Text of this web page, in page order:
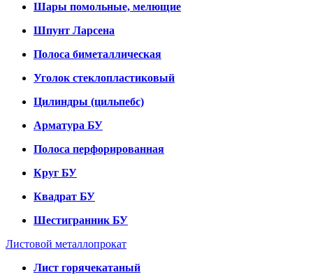
Шары помольные, мелющие
Шпунт Ларсена
Полоса биметаллическая
Уголок стеклопластиковый
Цилиндры (цильпебс)
Арматура БУ
Полоса перфорированная
Круг БУ
Квадрат БУ
Шестигранник БУ
Листовой металлопрокат
Лист горячекатаный